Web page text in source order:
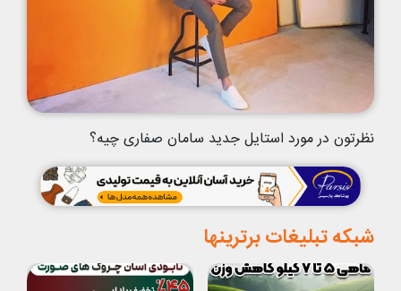
نظرتون در مورد استایل جدید سامان صفاری چیه؟
شبکه تبلیغات برترینها